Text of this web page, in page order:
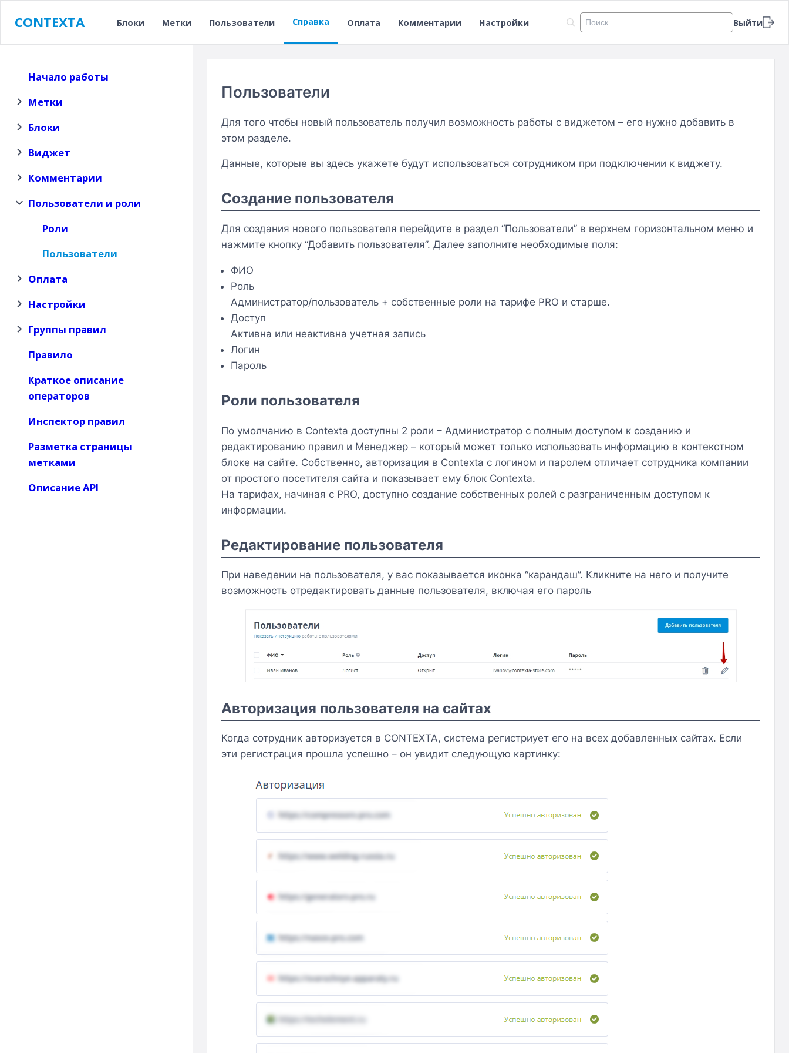
CONTEXTA Блоки Метки Пользователи Справка Оплата Комментарии Настройки Search Выйти
Начало работы
Метки
Блоки
Виджет
Комментарии
Пользователи и роли
Роли
Пользователи
Оплата
Настройки
Группы правил
Правило
Краткое описание
операторов
Инспектор правил
Разметка страницы
метками
Описание API
Пользователи
Для того чтобы новый пользователь получил возможность работы с виджетом – его нужно добавить в
этом разделе.
Данные, которые вы здесь укажете будут использоваться сотрудником при подключении к виджету.
Создание пользователя
Для создания нового пользователя перейдите в раздел “Пользователи” в верхнем горизонтальном меню и
нажмите кнопку “Добавить пользователя”. Далее заполните необходимые поля:
ФИО
Роль
Администратор/пользователь + собственные роли на тарифе PRO и старше.
Доступ
Активна или неактивна учетная запись
Логин
Пароль
Роли пользователя
По умолчанию в Сontexta доступны 2 роли – Администратор с полным доступом к созданию и
редактированию правил и Менеджер – который может только использовать информацию в контекстном
блоке на сайте. Собственно, авторизация в Contexta с логином и паролем отличает сотрудника компании
от простого посетителя сайта и показывает ему блок Contexta.
На тарифах, начиная с PRO, доступно создание собственных ролей с разграниченным доступом к
информации.
Редактирование пользователя
При наведении на пользователя, у вас показывается иконка “карандаш”. Кликните на него и получите
возможность отредактировать данные пользователя, включая его пароль
Авторизация пользователя на сайтах
Когда сотрудник авторизуется в CONTEXTA, система регистриует его на всех добавленных сайтах. Если
эти регистрация прошла успешно – он увидит следующую картинку: